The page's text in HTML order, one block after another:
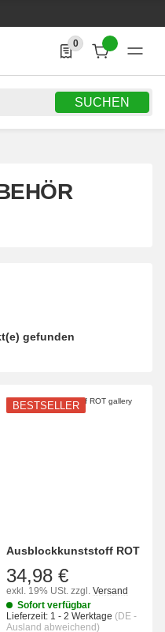
SUCHEN
0
0 Produkte in der
gefunden
BESTSELLER
Ausblockkunststoff ROT
34,98 €
exkl. 19% USt. zzgl. Versand
Sofort verfügbar
Lieferzeit: 1 - 2 Werktage (DE -
Ausland abweichend)